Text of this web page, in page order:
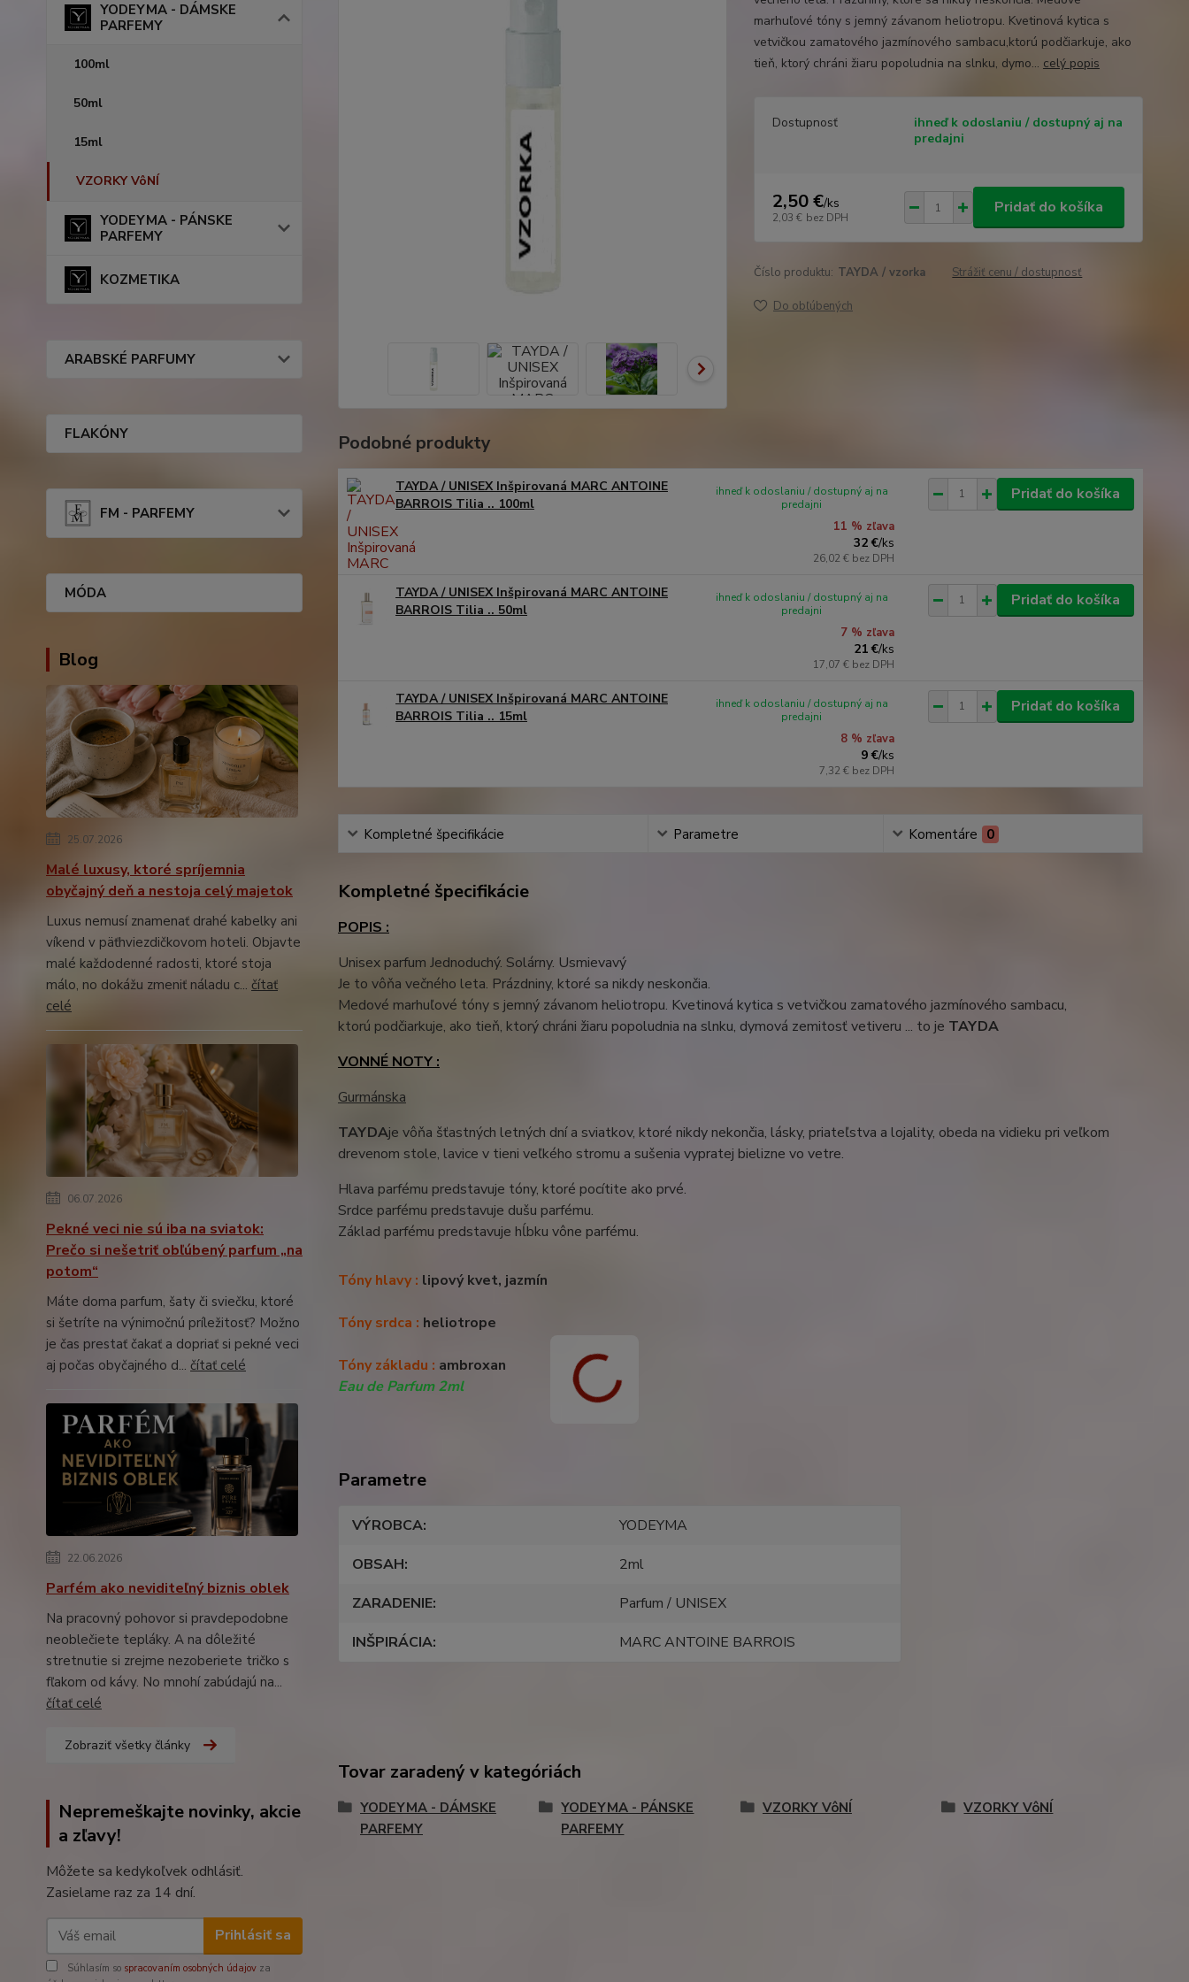
YODEYMA - DÁMSKE
PARFEMY
100ml
50ml
15ml
VZORKY VôNÍ
YODEYMA - PÁNSKE
PARFEMY
KOZMETIKA
ARABSKÉ PARFUMY
FLAKÓNY
FM - PARFEMY
MÓDA
Blog
25.07.2026
Malé luxusy, ktoré spríjemnia
obyčajný deň a nestoja celý majetok
Luxus nemusí znamenať drahé kabelky ani
víkend v päťhviezdičkovom hoteli. Objavte
malé každodenné radosti, ktoré stoja
málo, no dokážu zmeniť náladu c... čítať
celé
06.07.2026
Pekné veci nie sú iba na sviatok:
Prečo si nešetriť obľúbený parfum „na
potom“
Máte doma parfum, šaty či sviečku, ktoré
si šetríte na výnimočnú príležitosť? Možno
je čas prestať čakať a dopriať si pekné veci
aj počas obyčajného d... čítať celé
22.06.2026
Parfém ako neviditeľný biznis oblek
Na pracovný pohovor si pravdepodobne
neoblečiete tepláky. A na dôležité
stretnutie si zrejme nezoberiete tričko s
fľakom od kávy. No mnohí zabúdajú na...
čítať celé
Zobraziť všetky články
Nepremeškajte novinky, akcie
a zľavy!
Môžete sa kedykoľvek odhlásiť.
Zasielame raz za 14 dní.
Prihlásiť sa
Súhlasím so spracovaním osobných údajov za
marhuľové tóny s jemný závanom heliotropu. Kvetinová kytica s
vetvičkou zamatového jazmínového sambacu,ktorú podčiarkuje, ako
tieň, ktorý chráni žiaru popoludnia na slnku, dymo... celý popis
Dostupnosť
ihneď k odoslaniu / dostupný aj na
predajni
2,50 €/ks
2,03 € bez DPH
Pridať do košíka
Číslo produktu: TAYDA / vzorka Strážiť cenu / dostupnosť
Do obľúbených
Podobné produkty
TAYDA / UNISEX Inšpirovaná MARC ANTOINE
BARROIS Tilia .. 100ml
11 % zľava
32 €/ks
26,02 € bez DPH
ihneď k odoslaniu / dostupný aj na
predajni
Pridať do košíka
TAYDA / UNISEX Inšpirovaná MARC ANTOINE
BARROIS Tilia .. 50ml
7 % zľava
21 €/ks
17,07 € bez DPH
ihneď k odoslaniu / dostupný aj na
predajni
Pridať do košíka
TAYDA / UNISEX Inšpirovaná MARC ANTOINE
BARROIS Tilia .. 15ml
8 % zľava
9 €/ks
7,32 € bez DPH
ihneď k odoslaniu / dostupný aj na
predajni
Pridať do košíka
Kompletné špecifikácie Parametre Komentáre 0
Kompletné špecifikácie
POPIS :
Unisex parfum Jednoduchý. Solárny. Usmievavý
Je to vôňa večného leta. Prázdniny, ktoré sa nikdy neskončia.
Medové marhuľové tóny s jemný závanom heliotropu. Kvetinová kytica s vetvičkou zamatového jazmínového sambacu,
ktorú podčiarkuje, ako tieň, ktorý chráni žiaru popoludnia na slnku, dymová zemitosť vetiveru ... to je TAYDA
VONNÉ NOTY :
Gurmánska
TAYDAje vôňa šťastných letných dní a sviatkov, ktoré nikdy nekončia, lásky, priateľstva a lojality, obeda na vidieku pri veľkom
drevenom stole, lavice v tieni veľkého stromu a sušenia vypratej bielizne vo vetre.
Hlava parfému predstavuje tóny, ktoré pocítite ako prvé.
Srdce parfému predstavuje dušu parfému.
Základ parfému predstavuje hĺbku vône parfému.
Tóny hlavy : lipový kvet, jazmín
Tóny srdca : heliotrope
Tóny základu : ambroxan
Eau de Parfum 2ml
Parametre
VÝROBCA
YODEYMA
OBSAH
2ml
ZARADENIE
Parfum / UNISEX
INŠPIRÁCIA
MARC ANTOINE BARROIS
Tovar zaradený v kategóriách
YODEYMA - DÁMSKE
PARFEMY
YODEYMA - PÁNSKE
PARFEMY
VZORKY VôNÍ VZORKY VôNÍ